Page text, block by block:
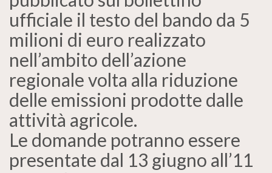
ufficiale il testo del bando da 5
milioni di euro realizzato
nell’ambito dell’azione
regionale volta alla riduzione
delle emissioni prodotte dalle
attività agricole.
Le domande potranno essere
presentate dal 13 giugno all’11